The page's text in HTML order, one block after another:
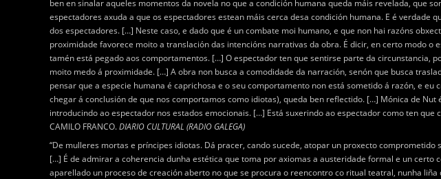
ben en sinalar aqueles momentos da novela no que a condición humana queda máis revelada, que
espectadores axuda a que os espectadores estean máis cerca desa condición humana. E é verdade
dos espectadores. […] Neste caso, e dado que é un combate moi humano, e que non hai razóns
proximidade favorece moito a translación das intencións narrativas da obra. É dicir, en certo modo
tamén está pegado aos comportamentos. […] O espectador ten que sentirse parte da circunstancia,
moito medo á proximidade. […] A obra non busca a comodidade da narración, senón que busca
pensar que a especie humana é caprichosa e o seu comportamento non está sometido á razón, e
chegar á conclusión de que nos comportamos como idiotas), queda ben reflectido. […] Mónica de
introducindo ao espectador nos estados emocionais. […] Está suxerindo ao espectador como ten
CAMILO FRANCO.DIARIO CULTURAL (RADIO GALEGA)
“De mulleres mortas e príncipes idiotas. Dá pracer, cando sucede, atopar un proxecto
[…] É de admirar a coherencia dunha estética que toma por axiomas a austeridade formal e un
aparellado un proceso de creación aberto no que se procura o reencontro co ritual teatral, nunha